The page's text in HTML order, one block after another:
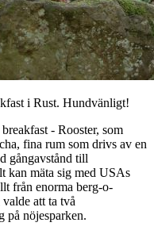
i Rust. Hundvänligt!
- Rooster, som
fina rum som drivs av en
gångavstånd till
kan mäta sig med USAs
från enorma berg-o-
att ta två
på nöjesparken.